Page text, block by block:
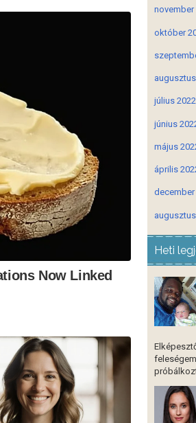
november
október
július 2022
június
május
április
december
Heti